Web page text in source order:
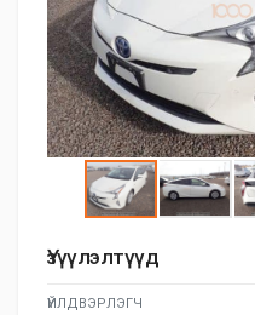
Үзүүлэлтүүд
ҮЙЛДВЭРЛЭГЧ